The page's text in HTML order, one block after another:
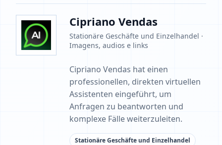
Cipriano Vendas
Stationäre Geschäfte und Einzelhandel ·
Imagens, audios e links
Cipriano Vendas hat einen
professionellen, direkten virtuellen
Assistenten eingeführt, um
Anfragen zu beantworten und
komplexe Fälle weiterzuleiten.
Stationäre Geschäfte und Einzelhandel